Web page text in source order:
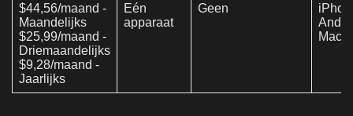
$44,56/maand -
Maandelijks
$25,99/maand -
Driemaandelijks
$9,28/maand -
Jaarlijks
Eén
apparaat
Geen
Mac,